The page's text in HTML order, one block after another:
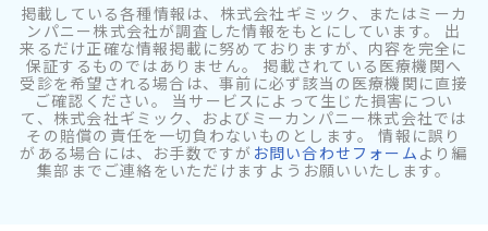
掲載している各種情報は、株式会社ギミック、またはミーカ
ンパニー株式会社が調査した情報をもとにしています。 出
来るだけ正確な情報掲載に努めておりますが、内容を完全に
保証するものではありません。 掲載されている医療機関へ
受診を希望される場合は、事前に必ず該当の医療機関に直接
ご確認ください。 当サービスによって生じた損害につい
て、株式会社ギミック、およびミーカンパニー株式会社では
その賠償の責任を一切負わないものとします。 情報に誤り
がある場合には、お手数ですが お問い合わせフォーム より編
集部までご連絡をいただけますようお願いいたします。